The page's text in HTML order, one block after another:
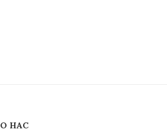
О НАС